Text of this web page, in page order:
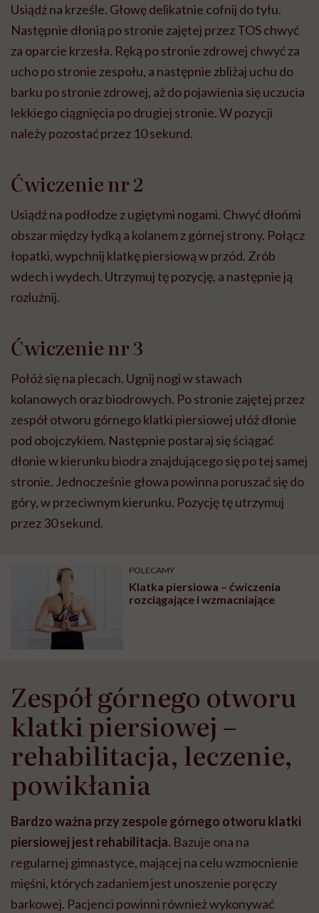
Usiądź na krześle. Głowę delikatnie cofnij do tyłu.
Następnie dłonią po stronie zajętej przez TOS chwyć
za oparcie krzesła. Ręką po stronie zdrowej chwyć za
ucho po stronie zespołu, a następnie zbliżaj uchu do
barku po stronie zdrowej, aż do pojawienia się uczucia
lekkiego ciągnięcia po drugiej stronie. W pozycji
należy pozostać przez 10 sekund.
Ćwiczenie nr 2
Usiądź na podłodze z ugiętymi nogami. Chwyć dłońmi
obszar między łydką a kolanem z górnej strony. Połącz
łopatki, wypchnij klatkę piersiową w przód. Zrób
wdech i wydech. Utrzymuj tę pozycję, a następnie ją
rozluźnij.
Ćwiczenie nr 3
Połóż się na plecach. Ugnij nogi w stawach
kolanowych oraz biodrowych. Po stronie zajętej przez
zespół otworu górnego klatki piersiowej ułóż dłonie
pod obojczykiem. Następnie postaraj się ściągać
dłonie w kierunku biodra znajdującego się po tej samej
stronie. Jednocześnie głowa powinna poruszać się do
góry, w przeciwnym kierunku. Pozycję tę utrzymuj
przez 30 sekund.
POLECAMY
Klatka piersiowa – ćwiczenia
rozciągające i wzmacniające
Zespół górnego otworu
klatki piersiowej –
rehabilitacja, leczenie,
powikłania
Bardzo ważna przy zespole górnego otworu klatki
piersiowej jest rehabilitacja. Bazuje ona na
regularnej gimnastyce, mającej na celu wzmocnienie
mięśni, których zadaniem jest unoszenie poręczy
barkowej. Pacjenci powinni również wykonywać